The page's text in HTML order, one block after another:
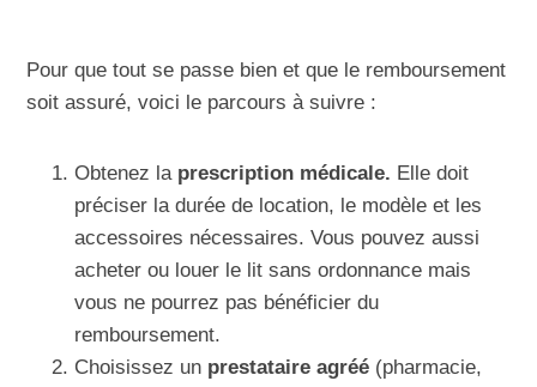
Pour que tout se passe bien et que le remboursement
soit assuré, voici le parcours à suivre :
Obtenez la prescription médicale. Elle doit
préciser la durée de location, le modèle et les
accessoires nécessaires. Vous pouvez aussi
acheter ou louer le lit sans ordonnance mais
vous ne pourrez pas bénéficier du
remboursement.
Choisissez un prestataire agréé (pharmacie,